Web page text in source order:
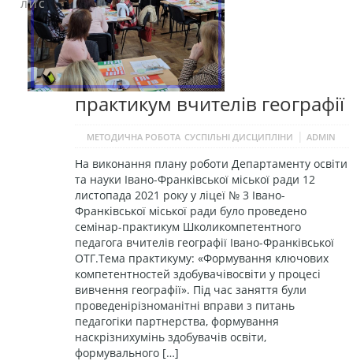
ЛИС
практикум вчителів географії
МЕТОДИЧНА РОБОТА СУСПІЛЬНІ ДИСЦИПЛІНИ ADMIN
На виконання плану роботи Департаменту освіти
та науки Івано-Франківської міської ради 12
листопада 2021 року у ліцеї № 3 Івано-
Франківської міської ради було проведено
семінар-практикум Школикомпетентного
педагога вчителів географії Івано-Франківської
ОТГ.Тема практикуму: «Формування ключових
компетентностей здобувачівосвіти у процесі
вивчення географії». Під час заняття були
проведенірізноманітні вправи з питань
педагогіки партнерства, формування
наскрізнихумінь здобувачів освіти,
формувального […]